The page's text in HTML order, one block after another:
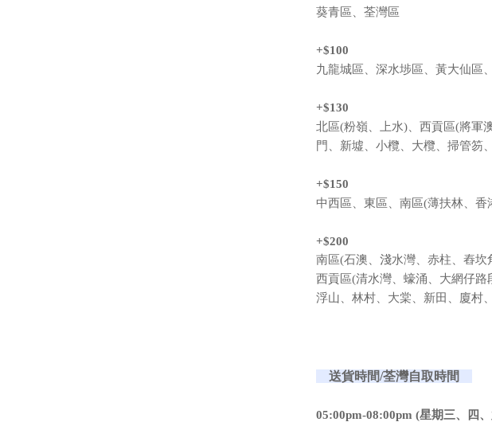
葵青區、荃灣區
+$100
九龍城區、深水埗區、黃大仙區
+$130
北區(粉嶺、上水)、西貢區(將軍
門、新墟、小欖、大欖、掃管笏
+$150
中西區、東區、南區(薄扶林、
+$200
南區(石澳、淺水灣、赤柱、舂坎
西貢區(清水灣、蠔涌、大網仔
浮山、林村、大棠、新田、廈村
送貨時間/荃灣自取時間
05:00pm-08:00pm (星期三、四